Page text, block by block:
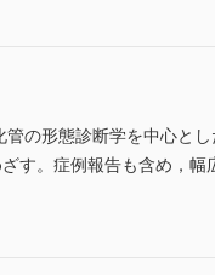
形態診断学を中心と
す。症例報告も含め，